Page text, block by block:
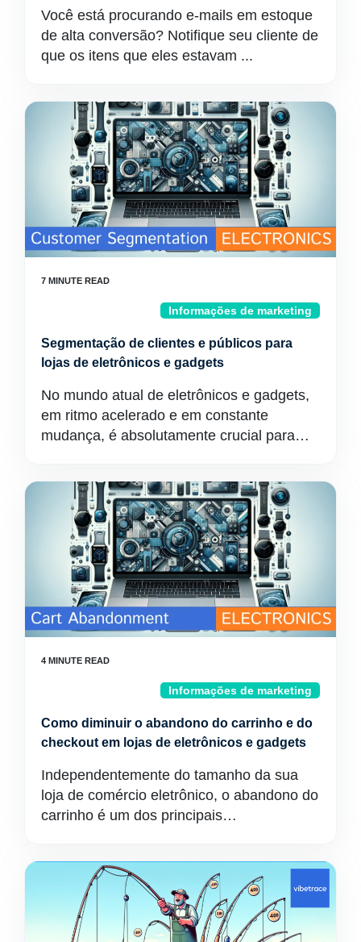
Você está procurando e-mails em estoque
de alta conversão? Notifique seu cliente de
que os itens que eles estavam ...
Informações de marketing
Segmentação de clientes e públicos para
lojas de eletrônicos e gadgets
No mundo atual de eletrônicos e gadgets,
em ritmo acelerado e em constante
mudança, é absolutamente crucial para…
Informações de marketing
Como diminuir o abandono do carrinho e do
checkout em lojas de eletrônicos e gadgets
Independentemente do tamanho da sua
loja de comércio eletrônico, o abandono do
carrinho é um dos principais…